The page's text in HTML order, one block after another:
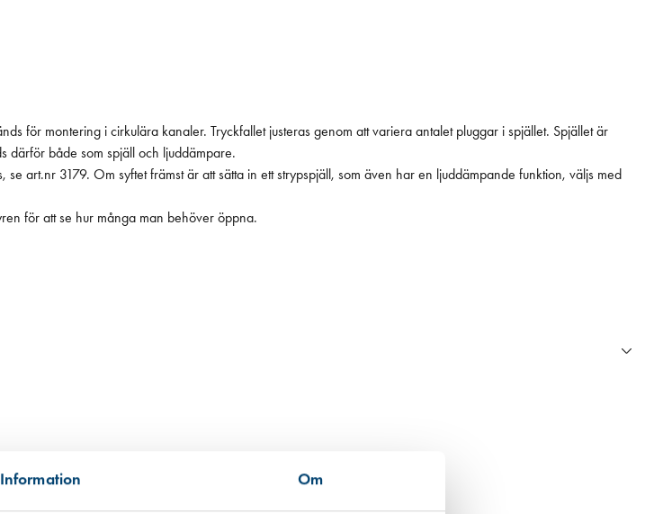
Information Om
för montering i cirkulära kanaler. Tryckfallet justeras genom att variera antalet pluggar i spjället. Spjället är
därför både som spjäll och ljuddämpare.
art.nr 3179. Om syftet främst är att sätta in ett strypspjäll, som även har en ljuddämpande funktion, väljs med
för att se hur många man behöver öppna.